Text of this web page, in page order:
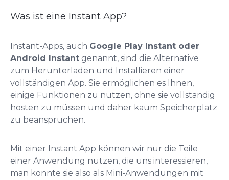
Was ist eine Instant App?
Instant-Apps, auch Google Play Instant oder
Android Instant genannt, sind die Alternative
zum Herunterladen und Installieren einer
vollständigen App. Sie ermöglichen es Ihnen,
einige Funktionen zu nutzen, ohne sie vollständig
hosten zu müssen und daher kaum Speicherplatz
zu beanspruchen.
Mit einer Instant App können wir nur die Teile
einer Anwendung nutzen, die uns interessieren,
man könnte sie also als Mini-Anwendungen mit